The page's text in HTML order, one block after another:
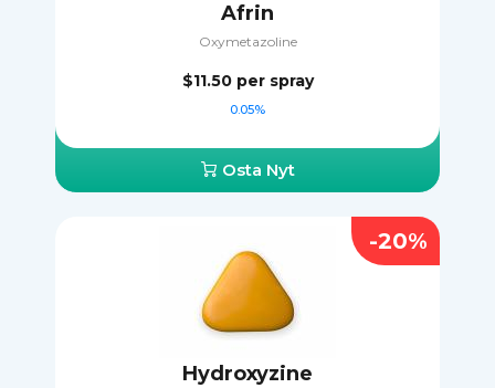
Afrin
Oxymetazoline
$11.50 per spray
0.05%
Osta Nyt
Hydroxyzine
-20%